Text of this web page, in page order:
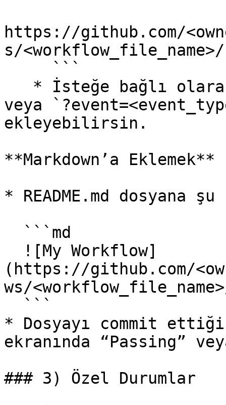
https://github.com/
s/<workflow_file_name>/
veya
ekleyebilirsin.
**Markdown’a Eklemek**
* README.md
(https://github.com/
ws/
* Dosyayı commit
ekranında “Passing”
### 3) Özel Durumlar